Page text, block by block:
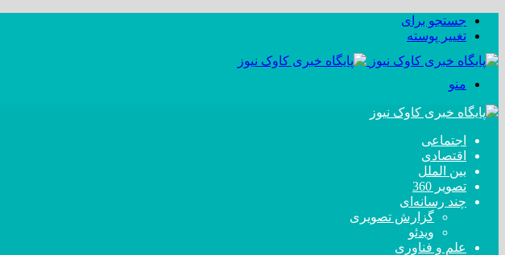
جستجو برای
تغییر پوسته
منو
اجتماعی
اقتصادی
بین الملل
تصویر 360
چند رسانه‌ای
گزارش تصویری
ویدئو
علم و فناوری